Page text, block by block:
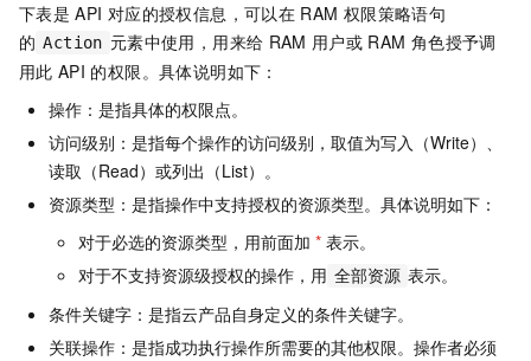
下表是 API 对应的授权信息，可以在 RAM 权限策略语句
的 Action 元素中使用，用来给 RAM 用户或 RAM 角色授予调
用此 API 的权限。具体说明如下：
操作：是指具体的权限点。
访问级别：是指每个操作的访问级别，取值为写入（Write）、
读取（Read）或列出（List）。
资源类型：是指操作中支持授权的资源类型。具体说明如下：
对于必选的资源类型，用前面加 * 表示。
对于不支持资源级授权的操作，用 全部资源 表示。
条件关键字：是指云产品自身定义的条件关键字。
关联操作：是指成功执行操作所需要的其他权限。操作者必须